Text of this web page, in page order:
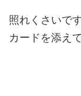
照れくさいで
カードを添え